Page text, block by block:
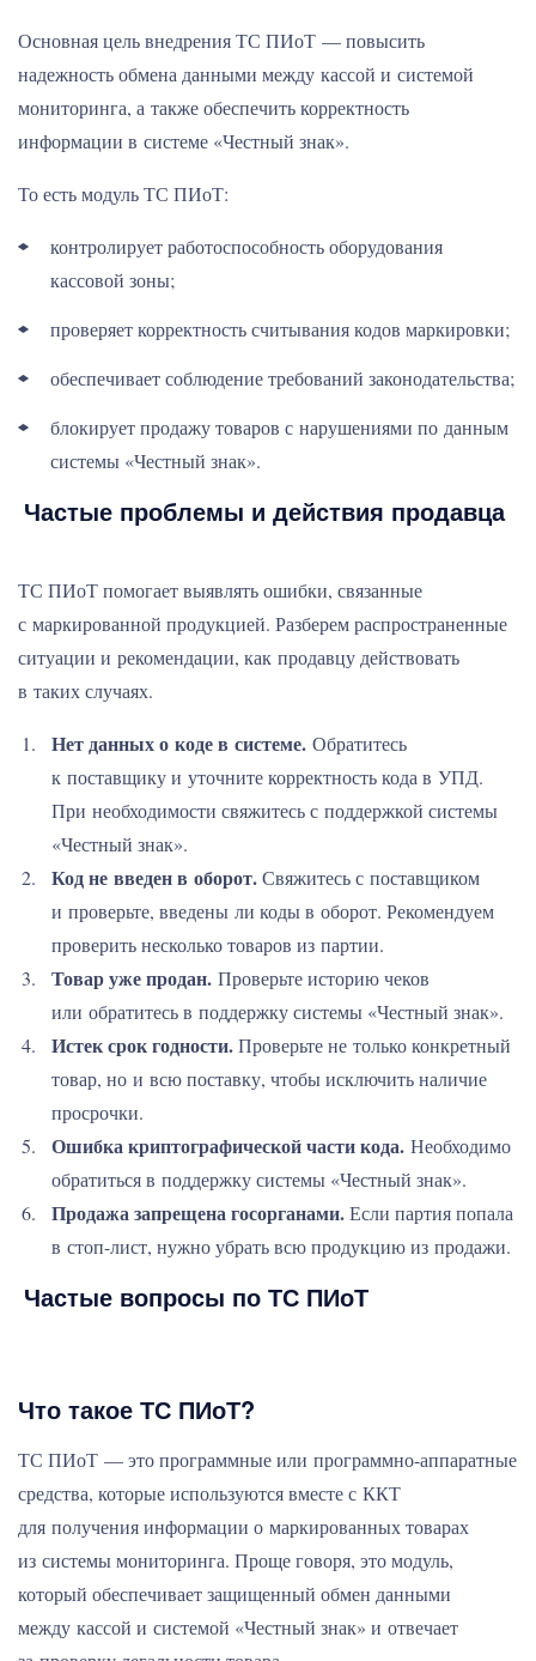
Основная цель внедрения ТС ПИоТ — повысить
надежность обмена данными между кассой и системой
мониторинга, а также обеспечить корректность
информации в системе «Честный знак».
То есть модуль ТС ПИоТ:
контролирует работоспособность оборудования
кассовой зоны;
проверяет корректность считывания кодов маркировки;
обеспечивает соблюдение требований законодательства;
блокирует продажу товаров с нарушениями по данным
системы «Честный знак».
Частые проблемы и действия продавца
ТС ПИоТ помогает выявлять ошибки, связанные
с маркированной продукцией. Разберем распространенные
ситуации и рекомендации, как продавцу действовать
в таких случаях.
Нет данных о коде в системе. Обратитесь
к поставщику и уточните корректность кода в УПД.
При необходимости свяжитесь с поддержкой системы
«Честный знак».
Код не введен в оборот.Свяжитесь с поставщиком
и проверьте, введены ли коды в оборот. Рекомендуем
проверить несколько товаров из партии.
Товар уже продан. Проверьте историю чеков
или обратитесь в поддержку системы «Честный знак».
Истек срок годности.Проверьте не только конкретный
товар, но и всю поставку, чтобы исключить наличие
просрочки.
Ошибка криптографической части кода. Необходимо
обратиться в поддержку системы «Честный знак».
Продажа запрещена госорганами.Если партия попала
в стоп-лист, нужно убрать всю продукцию из продажи.
Частые вопросы по ТС ПИоТ
Что такое ТС ПИоТ?
ТС ПИоТ — это программные или программно-аппаратные
средства, которые используются вместе с ККТ
для получения информации о маркированных товарах
из системы мониторинга. Проще говоря, это модуль,
который обеспечивает защищенный обмен данными
между кассой и системой «Честный знак» и отвечает